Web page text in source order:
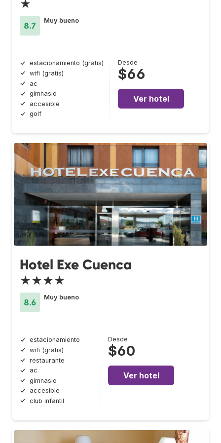
★
8.7
Muy bueno
estacionamiento (gratis)
wifi (gratis)
ac
gimnasio
accesible
golf
Desde
$66
Ver hotel
Hotel Exe Cuenca
★★★★
8.6
Muy bueno
estacionamiento
wifi (gratis)
restaurante
ac
gimnasio
accesible
club infantil
Desde
$60
Ver hotel